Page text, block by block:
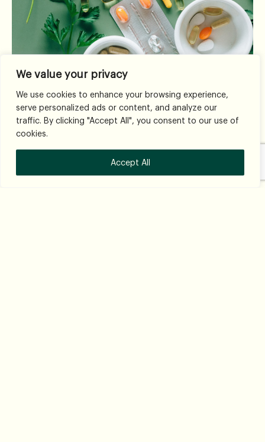
We value your privacy
We use cookies to enhance your browsing experience,
serve personalized ads or content, and analyze our
traffic. By clicking "Accept All", you consent to our use of
cookies.
Accept All
ยาแผนปัจจุบัน
ยาแผนโบราณ